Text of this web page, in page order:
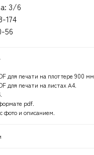
3/6
174
56
для печати на плоттере 900 мм
для печати на листах А4.
pdf.
фото и описанием.